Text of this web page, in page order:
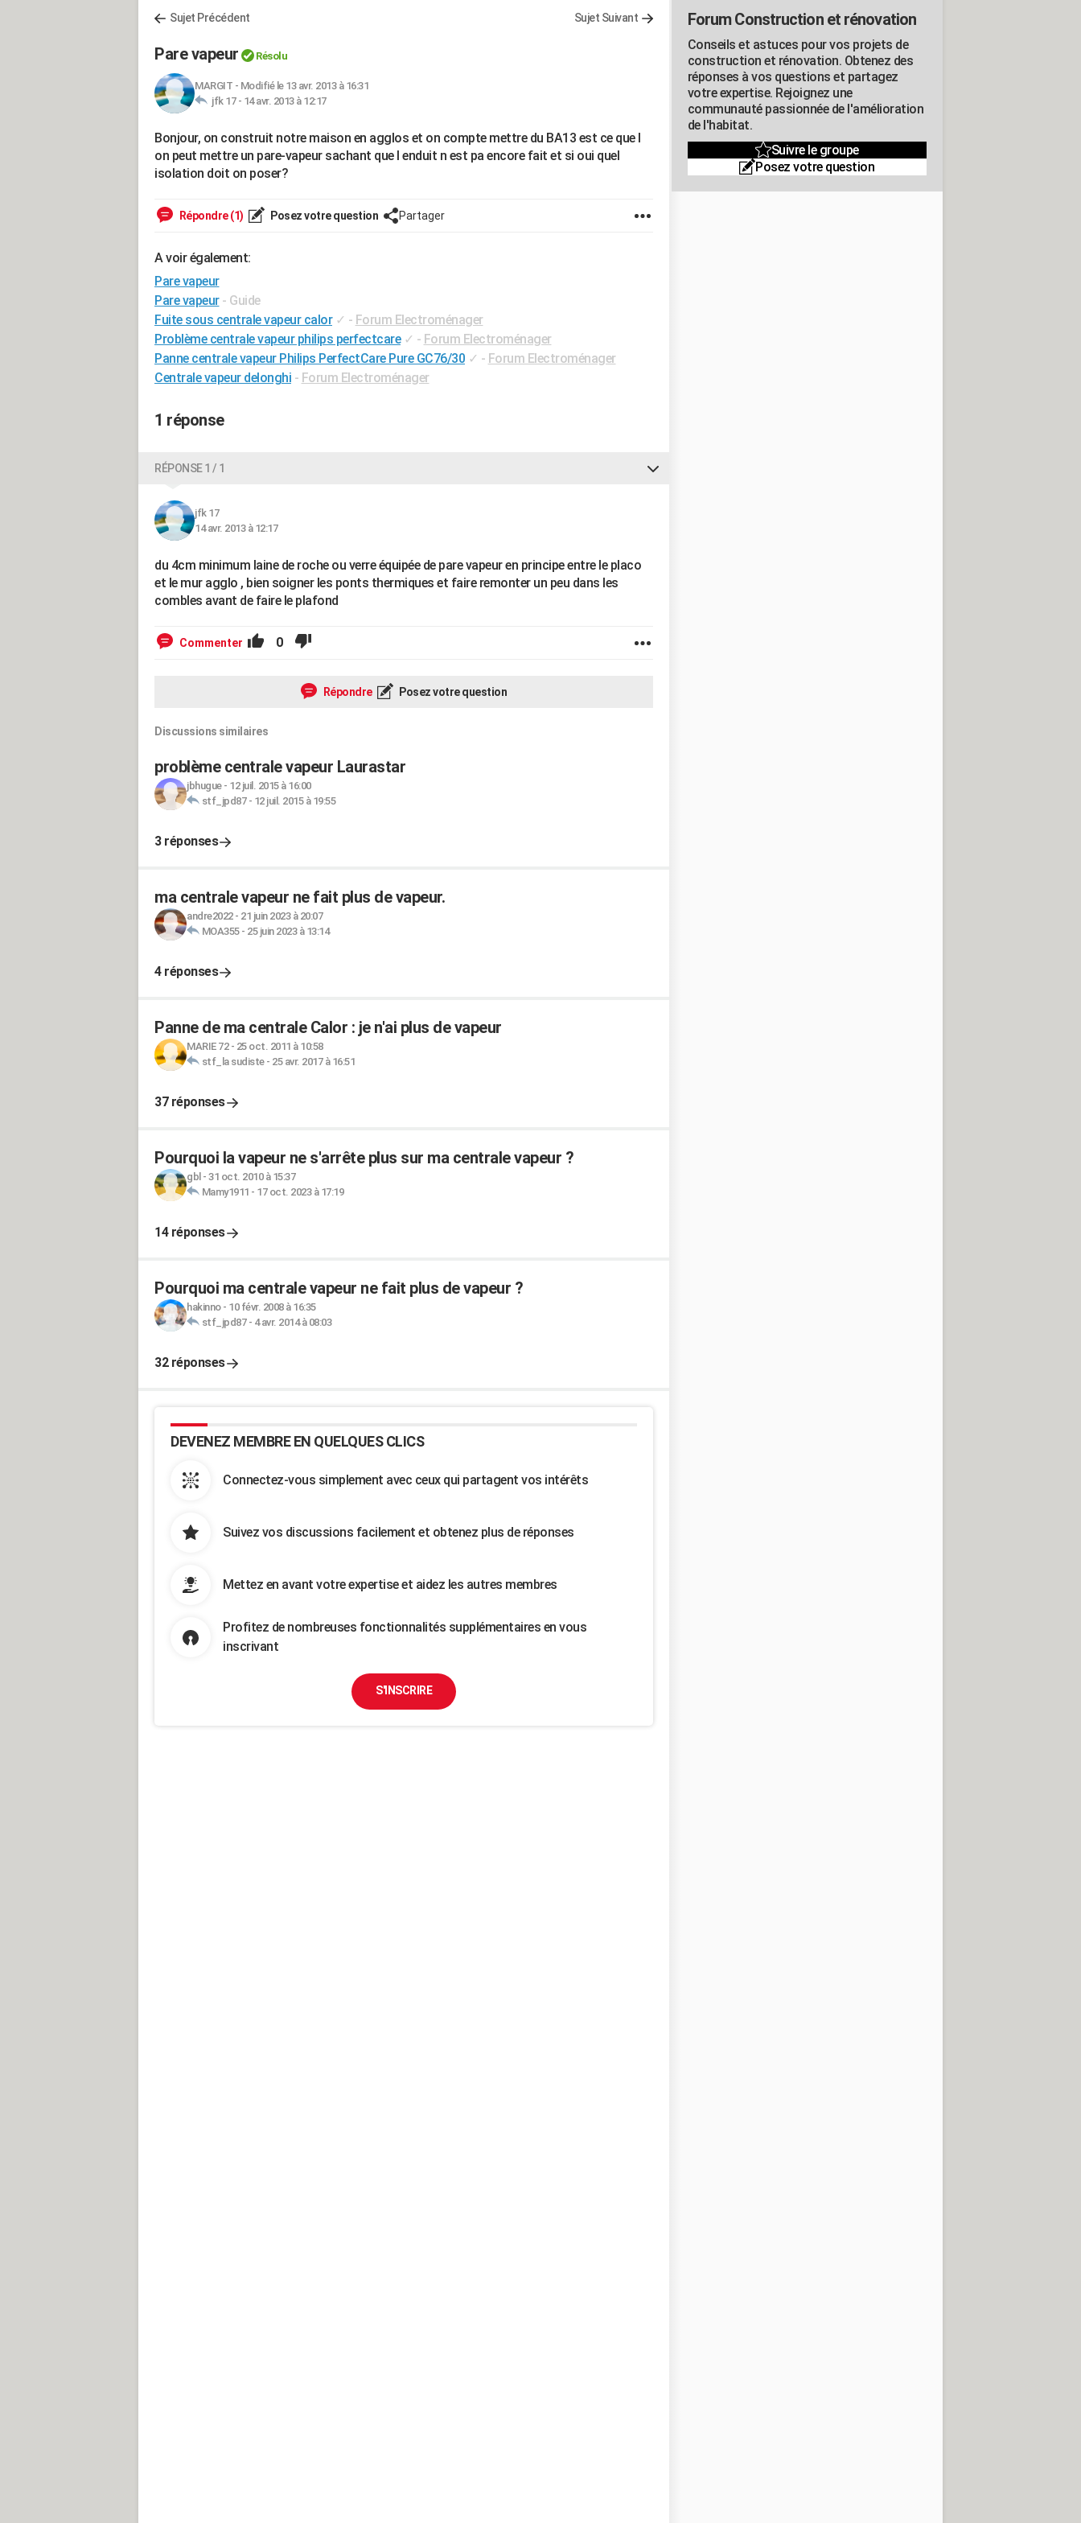
Sujet Précédent Sujet Suivant
Pare vapeur Résolu
MARGIT - Modifié le 13 avr. 2013 à 16:31
jfk 17 - 14 avr. 2013 à 12:17
Bonjour, on construit notre maison en agglos et on compte mettre du BA13 est ce que l
on peut mettre un pare-vapeur sachant que l enduit n est pa encore fait et si oui quel
isolation doit on poser?
Répondre (1) Posez votre question Partager
A voir également:
Pare vapeur
Pare vapeur - Guide
Fuite sous centrale vapeur calor ✓ - Forum Electroménager
Problème centrale vapeur philips perfectcare ✓ - Forum Electroménager
Panne centrale vapeur Philips PerfectCare Pure GC76/30 ✓ - Forum Electroménager
Centrale vapeur delonghi - Forum Electroménager
1 réponse
RÉPONSE 1 / 1
jfk 17
14 avr. 2013 à 12:17
du 4cm minimum laine de roche ou verre équipée de pare vapeur en principe entre le placo
et le mur agglo , bien soigner les ponts thermiques et faire remonter un peu dans les
combles avant de faire le plafond
Commenter 0
Répondre Posez votre question
Discussions similaires
problème centrale vapeur Laurastar
jbhugue- 12 juil. 2015 à 16:00
stf_jpd87- 12 juil. 2015 à 19:55
3 réponses
ma centrale vapeur ne fait plus de vapeur.
andre2022- 21 juin 2023 à 20:07
MOA355- 25 juin 2023 à 13:14
4 réponses
Panne de ma centrale Calor : je n'ai plus de vapeur
MARIE 72- 25 oct. 2011 à 10:58
stf_la sudiste- 25 avr. 2017 à 16:51
37 réponses
Pourquoi la vapeur ne s'arrête plus sur ma centrale vapeur ?
gbl - 31 oct. 2010 à 15:37
Mamy1911 - 17 oct. 2023 à 17:19
14 réponses
Pourquoi ma centrale vapeur ne fait plus de vapeur ?
hakinno- 10 févr. 2008 à 16:35
stf_jpd87- 4 avr. 2014 à 08:03
32 réponses
DEVENEZ MEMBRE EN QUELQUES CLICS
Connectez-vous simplement avec ceux qui partagent vos intérêts
Suivez vos discussions facilement et obtenez plus de réponses
Mettez en avant votre expertise et aidez les autres membres
Profitez de nombreuses fonctionnalités supplémentaires en vous
inscrivant
S'INSCRIRE
Forum Construction et rénovation
Conseils et astuces pour vos projets de
construction et rénovation. Obtenez des
réponses à vos questions et partagez
votre expertise. Rejoignez une
communauté passionnée de l'amélioration
de l'habitat.
Suivre le groupe
Posez votre question